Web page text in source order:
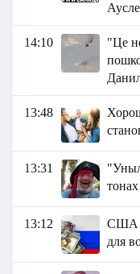
14:10
"Це
13:48
13:31
13:12
США
для